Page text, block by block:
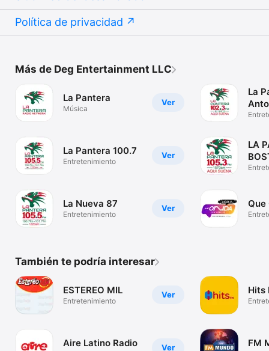
Política de privacidad
Más de Deg Entertainment LLC
Ver
La Pantera
Música
Ver
La Pantera 100.7
Entretenimiento
Ver
La Nueva 87
Entretenimiento
La
LA
Que
También te podría interesar
Ver
ESTEREO MIL
Entretenimiento
Ver
Aire Latino Radio
Hits
FM